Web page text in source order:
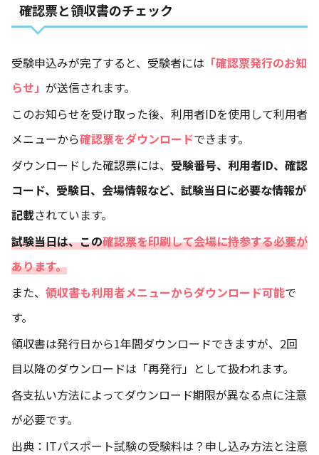
確認票と領収書のチェック
受験申込みが完了すると、受験者には 「確認票発行のお知
らせ」 が送信されます。
このお知らせを受け取った後、利用者IDを使用して利用者
メニューから確認票をダウンロードできます。
ダウンロードした確認票には、 受験番号、利用者ID、確認
コード、受験日、会場情報など、試験当日に必要な情報が
記載されています。
試験当日は、この確認票を印刷して会場に持参する必要が
あります。
また、 領収書も利用者メニューからダウンロード可能で
す。
領収書は発行日から1年間ダウンロードできますが、2回
目以降のダウンロードは「再発行」として扱われます。
各支払い方法によってダウンロード期限が異なる点に注意
が必要です。
出典： ITパスポート試験の受験料は？申し込み方法と注意